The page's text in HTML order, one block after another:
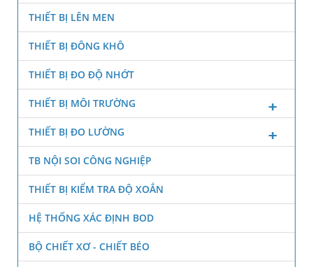
THIẾT BỊ LÊN MEN
THIẾT BỊ ĐÔNG KHÔ
THIẾT BỊ ĐO ĐỘ NHỚT
THIẾT BỊ MÔI TRƯỜNG
THIẾT BỊ ĐO LƯỜNG
TB NỘI SOI CÔNG NGHIỆP
THIẾT BỊ KIỂM TRA ĐỘ XOẮN
HỆ THỐNG XÁC ĐỊNH BOD
BỘ CHIẾT XƠ - CHIẾT BÉO